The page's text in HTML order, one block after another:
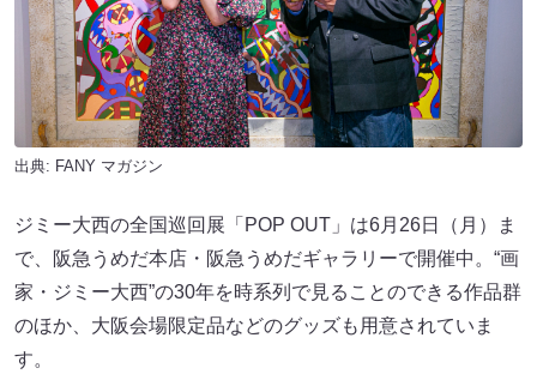
出典: FANY マガジン
ジミー大西の全国巡回展「POP OUT」は6月26日（月）ま
で、阪急うめだ本店・阪急うめだギャラリーで開催中。“画
家・ジミー大西”の30年を時系列で見ることのできる作品群
のほか、大阪会場限定品などのグッズも用意されていま
す。